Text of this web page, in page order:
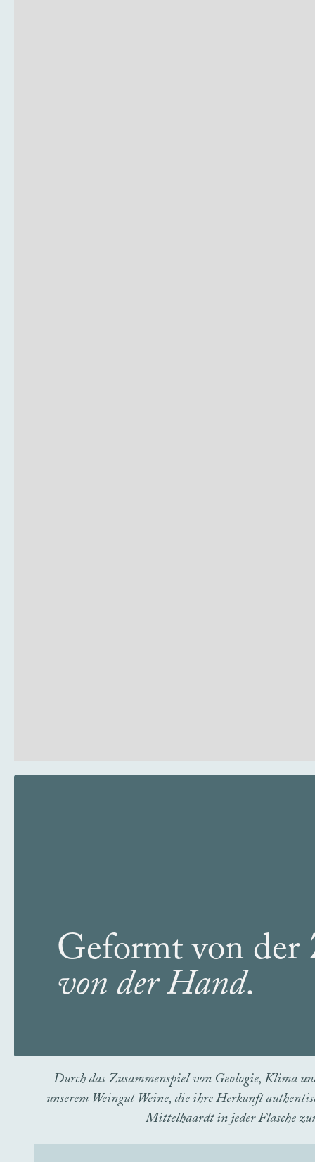
Geformt von
von der Hand.
Durch das Zusammenspiel von Geologie, Klima
unserem Weingut Weine, die ihre Herkunft
Mittelhaardt in jeder Flasche